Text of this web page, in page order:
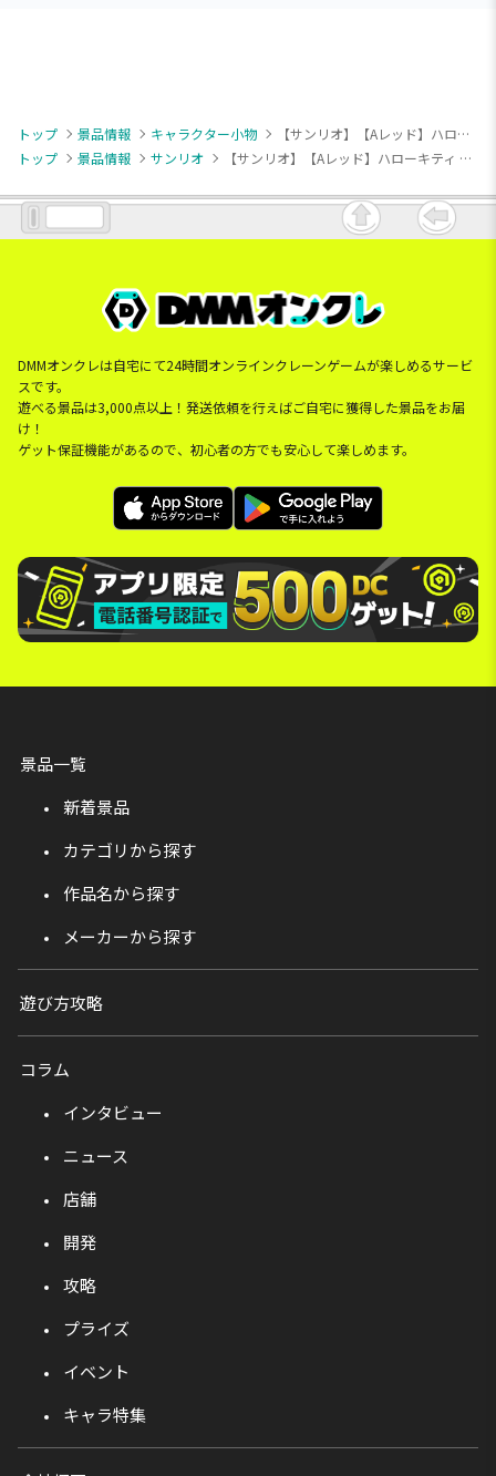
トップ 景品情報 キャラクター小物
【サンリオ】【Aレッド】ハローキティ カラフルペアマスコット
トップ
景品情報 サンリオ 【サンリオ】【Aレッド】ハローキティ カラフルペアマスコット
DMMオンクレは自宅にて24時間オンラインクレーンゲームが楽しめるサービ
スです。
遊べる景品は3,000点以上！発送依頼を行えばご自宅に獲得した景品をお届
け！
ゲット保証機能があるので、初心者の方でも安心して楽しめます。
景品一覧
新着景品
カテゴリから探す
作品名から探す
メーカーから探す
遊び方攻略
コラム
インタビュー
ニュース
店舗
開発
攻略
プライズ
イベント
キャラ特集